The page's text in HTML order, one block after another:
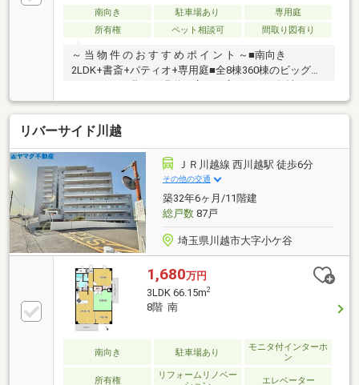
南向き 駐車場あり
専用庭
所有権
ペット相談可 間取り図有り
～ 当 物 件 の お す す め ポ イ ン ト ～■南向き
2LDK+書斎+パティオ+専用庭■全8棟360棟のビッグコ
ト飼育可能です（細則有り）■WIC×2カ所で収納に便利
■開放感のあるLDK20帖■マルチに使える中庭パティオ
■ゆとりある南側専用庭でガーデニングなども楽しめ
る■敷地内に公園がありファミリーにもおすすめ■小学
校・スーパー徒歩4分！便利な立地■多彩なお店が揃う
ザ・マーケットプレイスまで徒歩4分など☆お問い合
わせは、画面上【資料請求】ボタン、もしくは【0120-
59-3611（通話無料）まで！
リバーサイド川越
ＪＲ川越線 西川越駅 徒歩6分
その他の交通
築32年6ヶ月/11階建
総戸数87戸
埼玉県川越市大字小ケ谷
1,680万円
3LDK 66.15m2
8階 南
南向き 駐車場あり
モニタ付インターホ
ン
所有権
リフォームリノベー
エレベーター